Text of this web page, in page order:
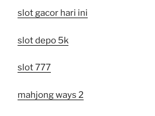
slot gacor hari ini
slot depo 5k
slot 777
mahjong ways 2